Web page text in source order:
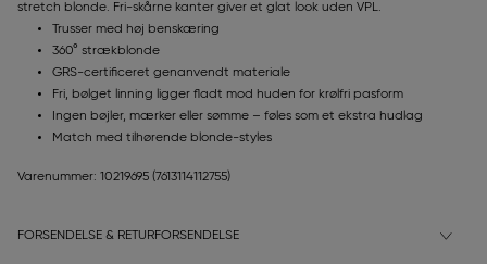
stretch blonde. Fri-skårne kanter giver et glat look uden VPL.
Trusser med høj benskæring
360° strækblonde
GRS-certificeret genanvendt materiale
Fri, bølget linning ligger fladt mod huden for krølfri pasform
Ingen bøjler, mærker eller sømme – føles som et ekstra hudlag
Match med tilhørende blonde-styles
Varenummer: 10219695 (7613114112755)
FORSENDELSE & RETURFORSENDELSE